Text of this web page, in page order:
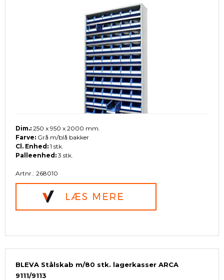
Dim.: 250 x 950 x 2000 mm.
Farve: Grå m/blå bakker
Cl. Enhed: 1 stk.
Palleenhed: 3 stk.
Artnr.: 268010
BLEVA Stålskab m/80 stk. lagerkasser ARCA
9111/9113